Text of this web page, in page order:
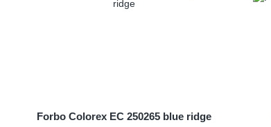
Forbo Colorex EC 250265 blue ridge